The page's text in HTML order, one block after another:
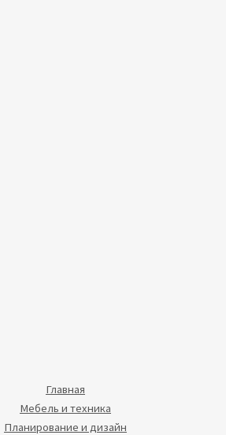
Главная
Мебель и техника
Планирование и дизайн